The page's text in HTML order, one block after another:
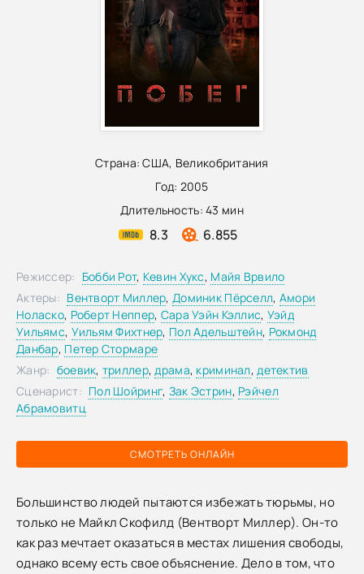
Страна:США, Великобритания
Год: 2005
Длительность:43 мин
8.3 6.855
СМОТРЕТЬ ОНЛАЙН
Режиссер: Бобби Рот, Кевин Хукс, Майя Врвило
Актеры: Вентворт Миллер,Доминик Пёрселл, Амори
Ноласко, Роберт Неппер, Сара Уэйн Кэллис, Уэйд
Уильямс, Уильям Фихтнер, Пол Адельштейн, Рокмонд
Данбар, Петер Стормаре
Жанр: боевик, триллер,драма, криминал,детектив
Сценарист: Пол Шойринг, Зак Эстрин, Рэйчел
Абрамовитц
Большинство людей пытаются избежать тюрьмы, но
только не Майкл Скофилд (Вентворт Миллер). Он-то
как раз мечтает оказаться в местах лишения свободы,
однако всему есть свое объяснение. Дело в том, что